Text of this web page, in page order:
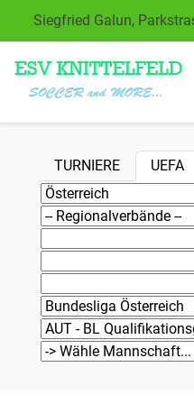
Siegfried Galun,
TURNIERE UEFA